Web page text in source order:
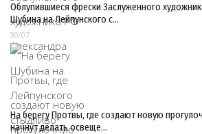
Облупившиеся фрески Заслуженного
Шубина на Лейпунского с…
30/07
На берегу Протвы, где создают новую
начнут делать освеще…